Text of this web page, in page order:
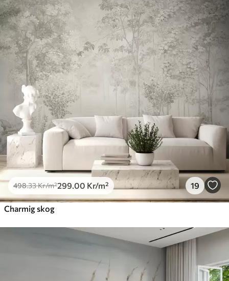
498.33Kr/m²299 .00 Kr/m² 19
Charmig skog